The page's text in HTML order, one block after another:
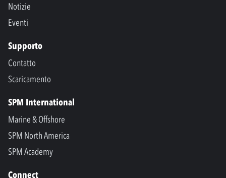
Notizie
Eventi
Supporto
Contatto
Scaricamento
SPM International
Marine & Offshore
SPM North America
SPM Academy
Connect